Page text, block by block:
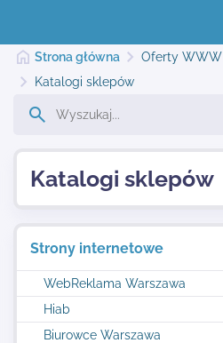
Najnowsze
Kontakt
Strona główna Oferty WWW
Katalogi sklepów
Strony internetowe
WebReklama Warszawa
Hiab
Biurowce Warszawa
Katalogi sklepów